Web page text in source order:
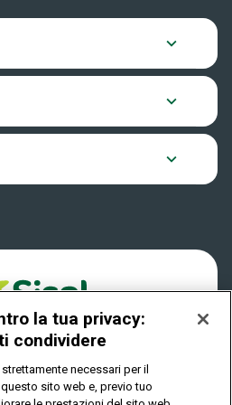
la tua privacy:
condividere
necessari per il
sito web e, previo tuo